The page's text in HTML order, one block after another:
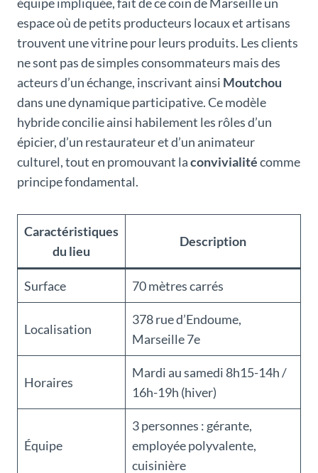
espace où de petits producteurs locaux et artisans
trouvent une vitrine pour leurs produits. Les clients
ne sont pas de simples consommateurs mais des
acteurs d’un échange, inscrivant ainsi Moutchou
dans une dynamique participative. Ce modèle
hybride concilie ainsi habilement les rôles d’un
épicier, d’un restaurateur et d’un animateur
culturel, tout en promouvant laconvivialitécomme
principe fondamental.
Caractéristiques
du lieu
Description
Surface 70 mètres carrés
Localisation
378 rue d’Endoume,
Marseille 7e
Horaires
Mardi au samedi 8h15-14h /
16h-19h (hiver)
Équipe
3 personnes : gérante,
employée polyvalente,
cuisinière